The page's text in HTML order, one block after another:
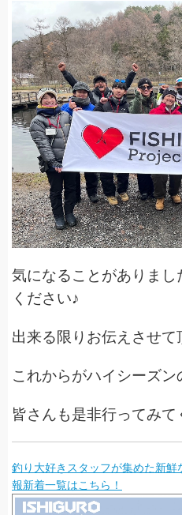
気になることがありま
ください♪
出来る限りお伝えさせて
これからがハイシーズン
皆さんも是非行ってみて
釣り大好きスタッフが集めた新
報新着一覧はこちら！